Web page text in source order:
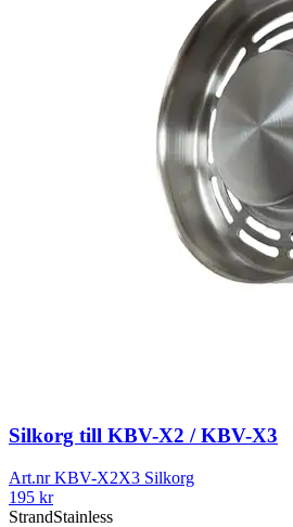
Silkorg till KBV-X2 / KBV-X3
Art.nrKBV-X2X3 Silkorg
195 kr
StrandStainless